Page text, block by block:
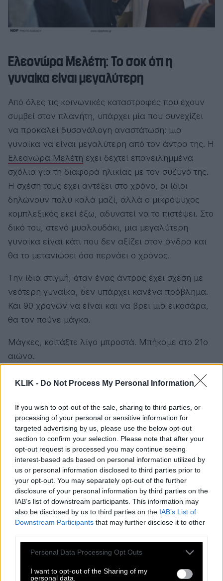
KLIK - Do Not Process My Personal Information
If you wish to opt-out of the sale, sharing to third parties, or
processing of your personal or sensitive information for
targeted advertising by us, please use the below opt-out
section to confirm your selection. Please note that after your
opt-out request is processed you may continue seeing
interest-based ads based on personal information utilized by
us or personal information disclosed to third parties prior to
your opt-out. You may separately opt-out of the further
disclosure of your personal information by third parties on the
IAB’s list of downstream participants. This information may
also be disclosed by us to third parties on the IAB’s List of
Downstream Participants that may further disclose it to other
Please note that this website/app uses one or more Google
not limited to your visit or usage behaviour. You may click to
Personal Data Processing Opt Outs
I want to opt-out of the Sharing of my
personal data.
Ελεονώρα Μελέτη: Το σοκ ότι η
γυναίκα είναι μεγαλύτερη
Από όλες τις κοινωνικές καταστροφές που έχουν
συμβεί στον πλανήτη, υπάρχει μία που συνεχίζει
να προκαλεί δυσανάλογη αναστάτωση: μια
γυναίκα να είναι μεγαλύτερη από τον άντρα της. Η
Ελεονώρα Μελέτη έχει δεχτεί επανειλημμένα
σχόλια για τη διαφορά ηλικίας με τον σύζυγό της.
Η σχέση τους έχει αντέξει στο χρόνο, οι ίδιοι
δηλώνουν πολύ καλά μαζί, αλλά ο μικρόψυχος
κομπλεξικός εκεί έξω, αδυνατεί να το πιστέψει. Στο
δικό του, στενό μυαλουδάκι, μια μεγαλύτερη
γυναίκα είναι κάτι που δεν αξίζει στον άνδρα και
θα το μετανιώσει όσο περνάει ο χρόνος.
Την ίδια στιγμή, όταν ένας άντρας έχει σχέση με
νεότερη γυναίκα, δεν υπάρχει κανένα πρόβλημα.
Και 90 χρονών να είναι και να βρει μια εικοσάρα,
θα τον πούνε μάγκα.
Μάγκες, κοιτάξτε λίγο μπροστά. Μπήκαμε στο 21ο
αιώνα.